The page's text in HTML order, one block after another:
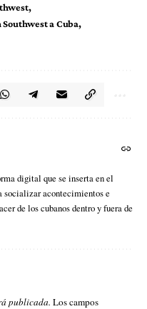
Southwest a Cuba
digital que se inserta en el
socializar acontecimientos e
de los cubanos dentro y fuera de
publicada. Los campos